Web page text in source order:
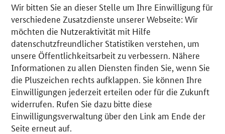
Wir bitten Sie an dieser Stelle um Ihre Einwilligung für
verschiedene Zusatzdienste unserer Webseite: Wir
möchten die Nutzeraktivität mit Hilfe
datenschutzfreundlicher Statistiken verstehen, um
unsere Öffentlichkeitsarbeit zu verbessern. Nähere
Informationen zu allen Diensten finden Sie, wenn Sie
die Pluszeichen rechts aufklappen. Sie können Ihre
Einwilligungen jederzeit erteilen oder für die Zukunft
widerrufen. Rufen Sie dazu bitte diese
Einwilligungsverwaltung über den Link am Ende der
Seite erneut auf.